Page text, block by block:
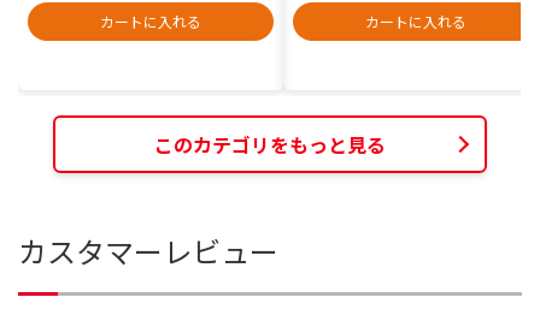
カートに入れる
カートに入れる
このカテゴリをもっと見る
カスタマーレビュー